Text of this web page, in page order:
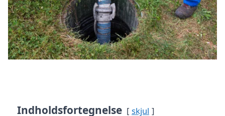
Indholdsfortegnelse skjul